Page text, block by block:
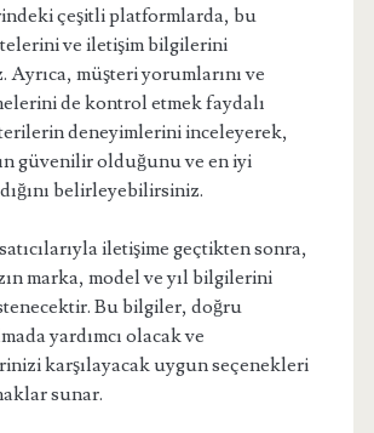
çeşitli platformlarda, bu
ve iletişim bilgilerini
müşteri yorumlarını ve
de kontrol etmek faydalı
deneyimlerini inceleyerek,
güvenilir olduğunu ve en iyi
belirleyebilirsiniz.
iletişime geçtikten sonra,
marka, model ve yıl bilgilerini
Bu bilgiler, doğru
yardımcı olacak ve
karşılayacak uygun seçenekleri
sunar.